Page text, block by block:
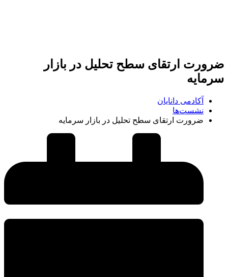
ضرورت ارتقای سطح تحلیل در بازار
سرمایه
آکادمی دانایان
نشست‌ها
ضرورت ارتقای سطح تحلیل در بازار سرمایه